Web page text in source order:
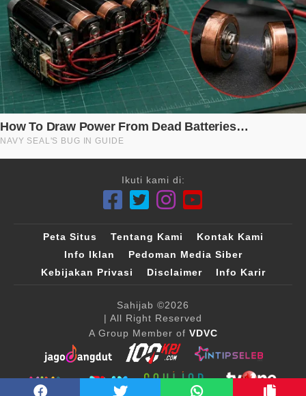
Ikuti kami di:
Peta Situs Tentang Kami
Kontak Kami
Info Iklan
Pedoman Media Siber
Kebijakan Privasi
Disclaimer Info Karir
Sahijab ©2026
| All Right Reserved
A Group Member of VDVC